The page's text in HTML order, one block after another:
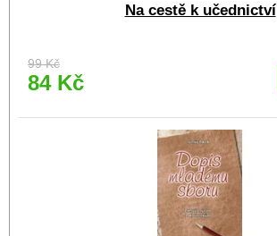
Na cestě k učednictví
99 Kč
84 Kč